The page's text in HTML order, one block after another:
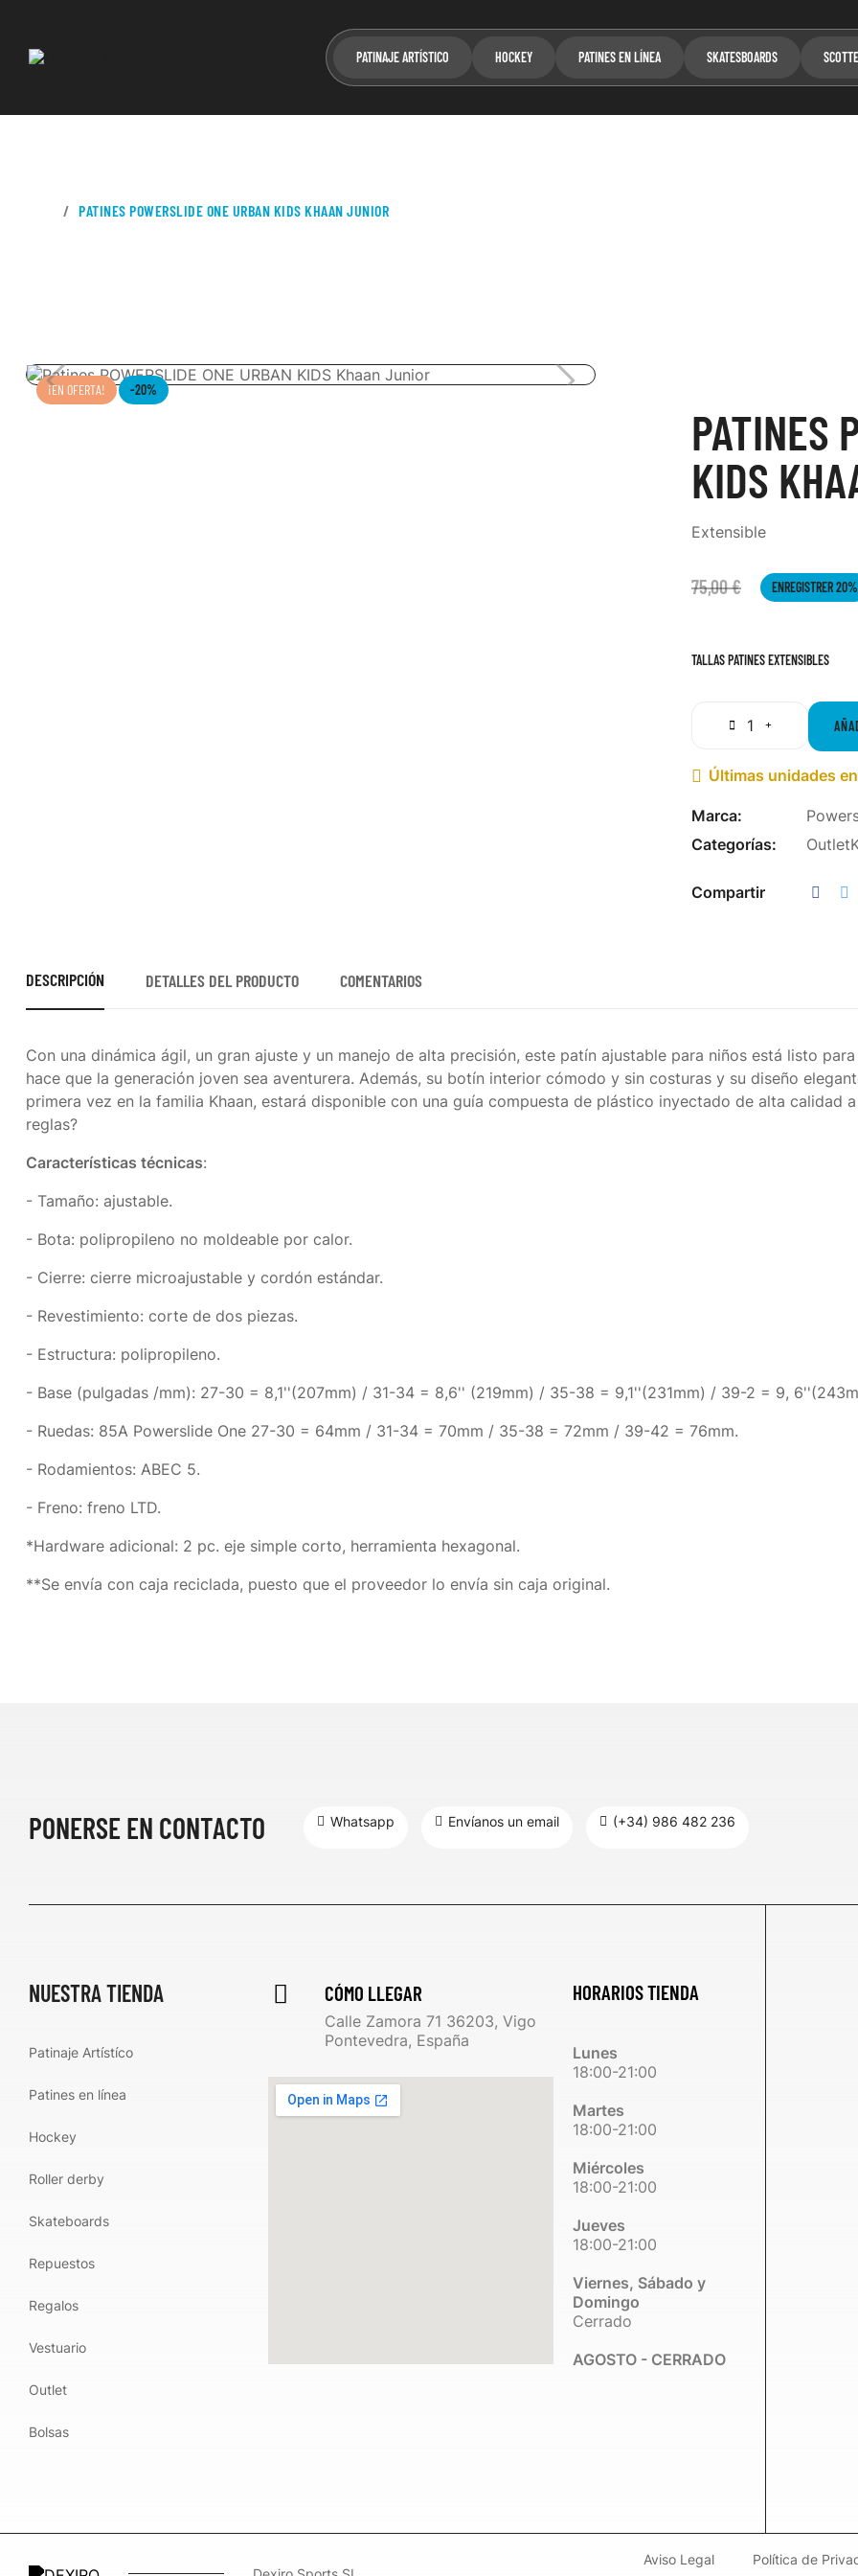
PATINAJE ARTÍSTICO HOCKEY PATINES EN LÍNEA SKATESBOARDS
PATINES POWERSLIDE ONE URBAN KIDS KHAAN JUNIOR
¡EN OFERTA! -20%
PATINES
KIDS
Extensible
75,00 € ENREGISTRER 20%
TALLAS PATINES EXTENSIBLES
 Últimas unidades
Marca:
Categorías:
Outlet
Compartir
DESCRIPCIÓN DETALLES DEL PRODUCTO COMENTARIOS
Con una dinámica ágil, un gran ajuste y un manejo de alta precisión, este patín ajustable para niños está listo
hace que la generación joven sea aventurera. Además, su botín interior cómodo y sin costuras y su diseño
primera vez en la familia Khaan, estará disponible con una guía compuesta de plástico inyectado de alta calidad
reglas?
Características técnicas:
- Tamaño: ajustable.
- Bota: polipropileno no moldeable por calor.
- Cierre: cierre microajustable y cordón estándar.
- Revestimiento: corte de dos piezas.
- Estructura: polipropileno.
- Base (pulgadas /mm): 27-30 = 8,1''(207mm) / 31-34 = 8,6'' (219mm) / 35-38 = 9,1''(231mm) / 39-2 = 9,
- Ruedas: 85A Powerslide One 27-30 = 64mm / 31-34 = 70mm / 35-38 = 72mm / 39-42 = 76mm.
- Rodamientos: ABEC 5.
- Freno: freno LTD.
*Hardware adicional: 2 pc. eje simple corto, herramienta hexagonal.
**Se envía con caja reciclada, puesto que el proveedor lo envía sin caja original.
PONERSE EN CONTACTO Whatsapp Envíanos un email (+34) 986 482 236
NUESTRA TIENDA
Patinaje Artístíco
Patines en línea
Hockey
Roller derby
Skateboards
Repuestos
Regalos
Vestuario
Outlet
Bolsas
CÓMO LLEGAR
Calle Zamora 71 36203, Vigo
Pontevedra, España
HORARIOS TIENDA
Lunes
18:00-21:00
Martes
18:00-21:00
Miércoles
18:00-21:00
Jueves
18:00-21:00
Viernes, Sábado y
Domingo
Cerrado
AGOSTO - CERRADO
Aviso Legal Política de